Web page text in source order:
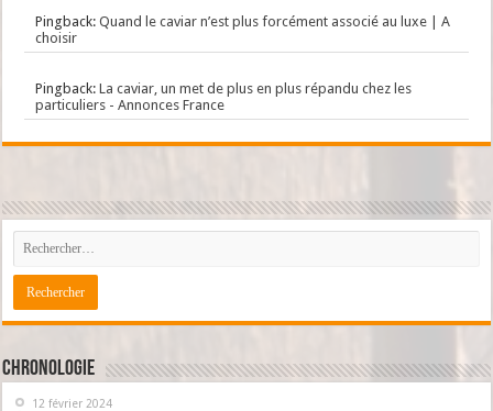
Pingback:Quand le caviar n’est plus forcément associé au luxe | A
choisir
Pingback:La caviar, un met de plus en plus répandu chez les
particuliers - Annonces France
Chronologie
12 février 2024